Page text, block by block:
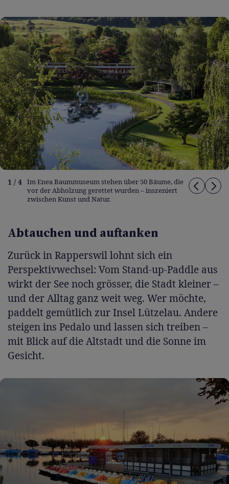
1 / 4 Im Enea Baummuseum stehen über 50 Bäume, die
vor der Abholzung gerettet wurden – inszeniert
zwischen Kunst und Natur.
Abtauchen und auftanken
Zurück in Rapperswil lohnt sich ein
Perspektivwechsel: Vom Stand-up-Paddle aus
wirkt der See noch grösser, die Stadt kleiner –
und der Alltag ganz weit weg. Wer möchte,
paddelt gemütlich zur Insel Lützelau. Andere
steigen ins Pedalo und lassen sich treiben –
mit Blick auf die Altstadt und die Sonne im
Gesicht.